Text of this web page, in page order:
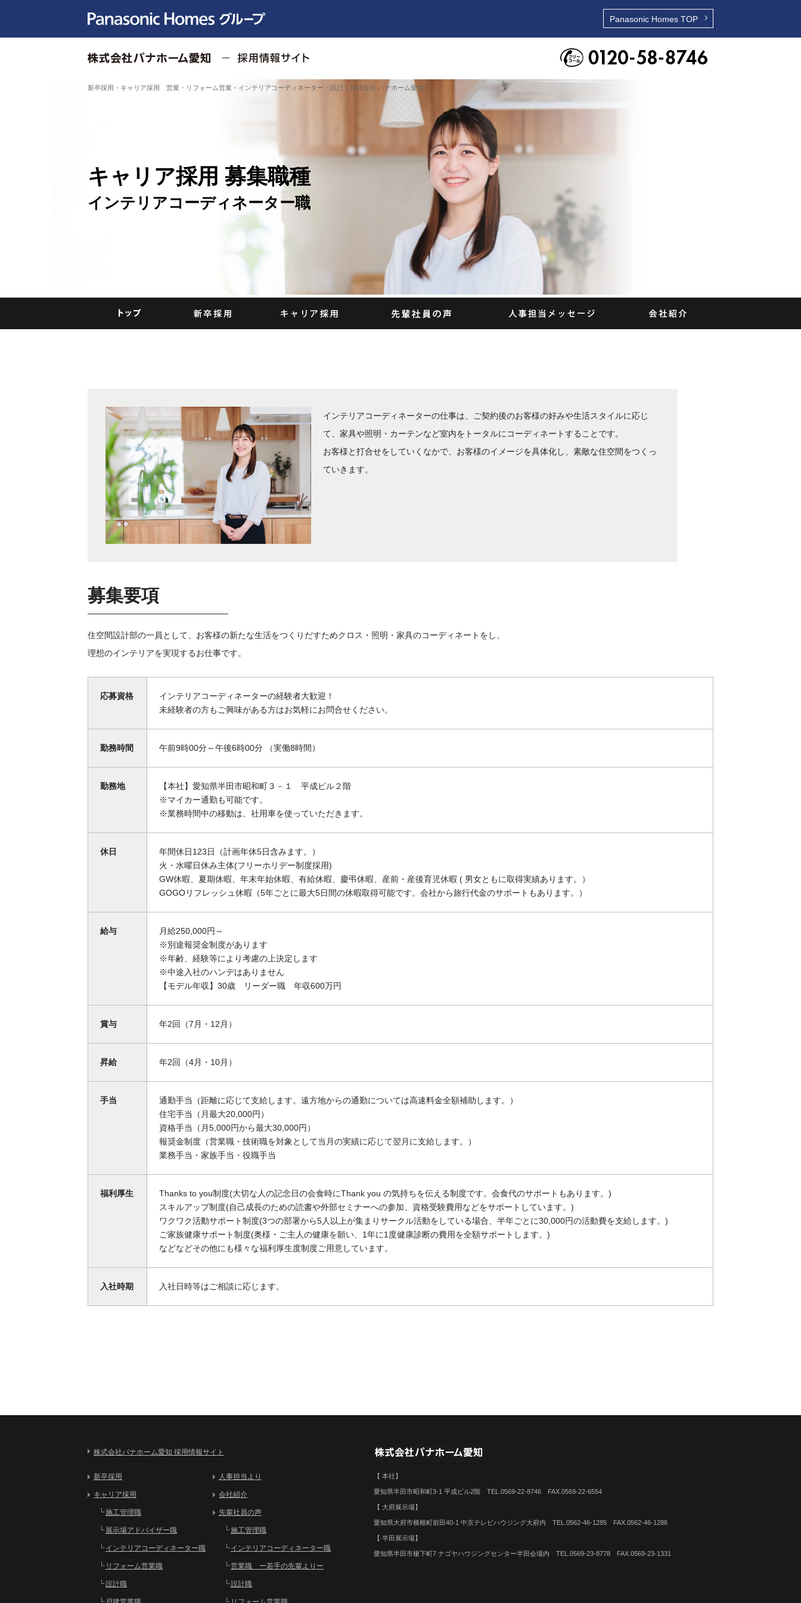
Panasonic Homes TOP
新卒採用・キャリア採用 営業・リフォーム営業・インテリアコーディネーター・設計｜株式会社 パナホーム愛知
キャリア採用 募集職種
インテリアコーディネーター職
インテリアコーディネーターの仕事は、ご契約後のお客様の好みや生活スタイルに応じ
て、家具や照明・カーテンなど室内をトータルにコーディネートすることです。
お客様と打合せをしていくなかで、お客様のイメージを具体化し、素敵な住空間をつくっ
ていきます。
募集要項
住空間設計部の一員として、お客様の新たな生活をつくりだすためクロス・照明・家具のコーディネートをし、
理想のインテリアを実現するお仕事です。
応募資格
インテリアコーディネーターの経験者大歓迎！
未経験者の方もご興味がある方はお気軽にお問合せください。
勤務時間 午前9時00分～午後6時00分 （実働8時間）
勤務地
【本社】愛知県半田市昭和町３－１ 平成ビル２階
※マイカー通勤も可能です。
※業務時間中の移動は、社用車を使っていただきます。
休日
年間休日123日（計画年休5日含みます。）
火・水曜日休み主体(フリーホリデー制度採用)
GW休暇、夏期休暇、年末年始休暇、有給休暇、慶弔休暇、産前・産後育児休暇 ( 男女ともに取得実績あります。）
GOGOリフレッシュ休暇（5年ごとに最大5日間の休暇取得可能です。会社から旅行代金のサポートもあります。）
給与
月給250,000円～
※別途報奨金制度があります
※年齢、経験等により考慮の上決定します
※中途入社のハンデはありません
【モデル年収】30歳 リーダー職 年収600万円
賞与 年2回（7月・12月）
昇給 年2回（4月・10月）
手当
通勤手当（距離に応じて支給します。遠方地からの通勤については高速料金全額補助します。）
住宅手当（月最大20,000円）
資格手当（月5,000円から最大30,000円）
報奨金制度（営業職・技術職を対象として当月の実績に応じて翌月に支給します。）
業務手当・家族手当・役職手当
福利厚生
Thanks to you制度(大切な人の記念日の会食時にThank you の気持ちを伝える制度です。会食代のサポートもあります。)
スキルアップ制度(自己成長のための読書や外部セミナーへの参加、資格受験費用などをサポートしています。)
ワクワク活動サポート制度(3つの部署から5人以上が集まりサークル活動をしている場合、半年ごとに30,000円の活動費を支給します。)
ご家族健康サポート制度(奥様・ご主人の健康を願い、1年に1度健康診断の費用を全額サポートします。)
などなどその他にも様々な福利厚生度制度ご用意しています。
入社時期 入社日時等はご相談に応じます。
株式会社パナホーム愛知 採用情報サイト
新卒採用
キャリア採用
施工管理職
展示場アドバイザー職
インテリアコーディネーター職
リフォーム営業職
設計職
人事担当より
会社紹介
先輩社員の声
施工管理職
インテリアコーディネーター職
営業職 ー若手の先輩よりー
設計職
【 本社】
愛知県半田市昭和町3-1 平成ビル2階 TEL.0569-22-8746 FAX.0569-22-6554
【 大府展示場】
愛知県大府市横根町前田40-1 中京テレビハウジング大府内 TEL.0562-46-1285 FAX.0562-46-1286
【 半田展示場】
愛知県半田市榎下町7 ナゴヤハウジングセンター半田会場内 TEL.0569-23-8778 FAX.0569-23-1331